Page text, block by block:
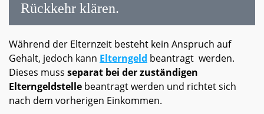
Rückkehr klären.
Während der Elternzeit besteht kein Anspruch auf
Gehalt, jedoch kann Elterngeld beantragt werden.
Dieses muss separat bei der zuständigen
Elterngeldstelle beantragt werden und richtet sich
nach dem vorherigen Einkommen.